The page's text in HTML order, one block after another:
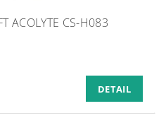
ACOLYTE CS-H083
DETAIL